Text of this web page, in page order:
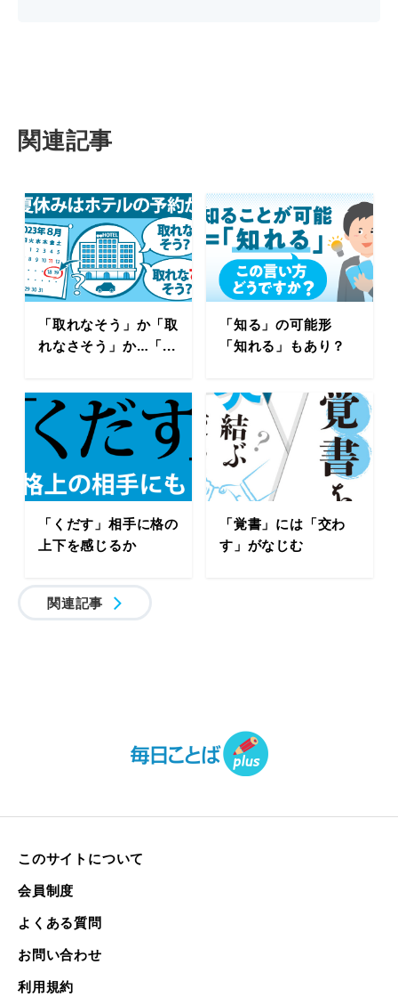
関連記事
「取れなそう」か「取
れなさそう」か…「...
「知る」の可能形
「知れる」もあり？
「くだす」相手に格の
上下を感じるか
「覚書」には「交わ
す」がなじむ
関連記事
このサイトについて
会員制度
よくある質問
お問い合わせ
利用規約